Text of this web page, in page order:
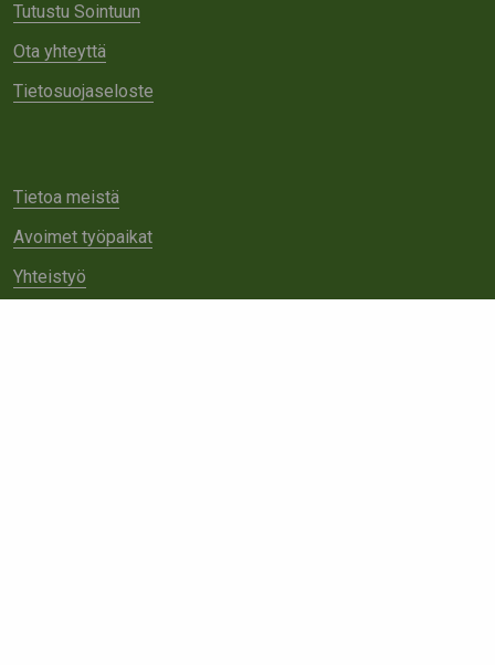
Tutustu Sointuun
Ota yhteyttä
Tietosuojaseloste
Tietoa meistä
Avoimet työpaikat
Yhteistyö